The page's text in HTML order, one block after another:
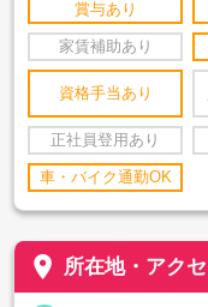
賞与あり
家賃補助あり
資格手当あり
正社員登用あり
車・バイク通勤OK
place 所在地・アク